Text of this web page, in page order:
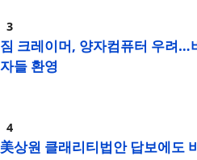
짐 크레이머, 양자컴퓨터 우려…
자들 환영
美상원 클래리티법안 답보에도